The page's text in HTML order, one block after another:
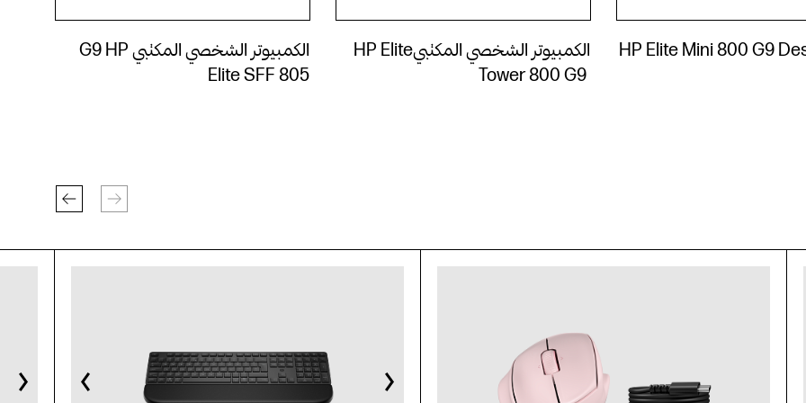
الكمبيوتر الشخصي المكتبي G9 HP
Elite SFF 805
الكمبيوتر الشخصي المكتبيHP Elite
Tower 800 G9 ‎
HP Elite Mini 800 G9